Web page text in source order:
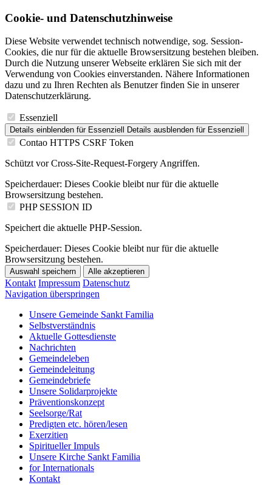
Cookie- und Datenschutzhinweise
Diese Website verwendet technisch notwendige, sog. Session-
Cookies, die nur für die aktuelle Browsersitzung bestehen bleiben.
Durch die Nutzung unserer Webseite erklären Sie sich mit der
Verwendung von Cookies einverstanden. Nähere Informationen
dazu und zu Ihren Rechten als Benutzer finden Sie in unserer
Datenschutzerklärung.
Essenziell
Details einblenden für Essenziell Details ausblenden für Essenziell
Contao HTTPS CSRF Token
Schützt vor Cross-Site-Request-Forgery Angriffen.
Speicherdauer: Dieses Cookie bleibt nur für die aktuelle
Browsersitzung bestehen.
PHP SESSION ID
Speichert die aktuelle PHP-Session.
Speicherdauer: Dieses Cookie bleibt nur für die aktuelle
Browsersitzung bestehen.
Auswahl speichern Alle akzeptieren
Kontakt Impressum Datenschutz
Navigation überspringen
Unsere Gemeinde Sankt Familia
Selbstverständnis
Aktuelle Gottesdienste
Nachrichten
Gemeindeleben
Gemeindeleitung
Gemeindebriefe
Unsere Solidarprojekte
Präventionskonzept
Seelsorge/Rat
Predigten etc. hören/lesen
Exerzitien
Spiritueller Impuls
Unsere Kirche Sankt Familia
for Internationals
Kontakt